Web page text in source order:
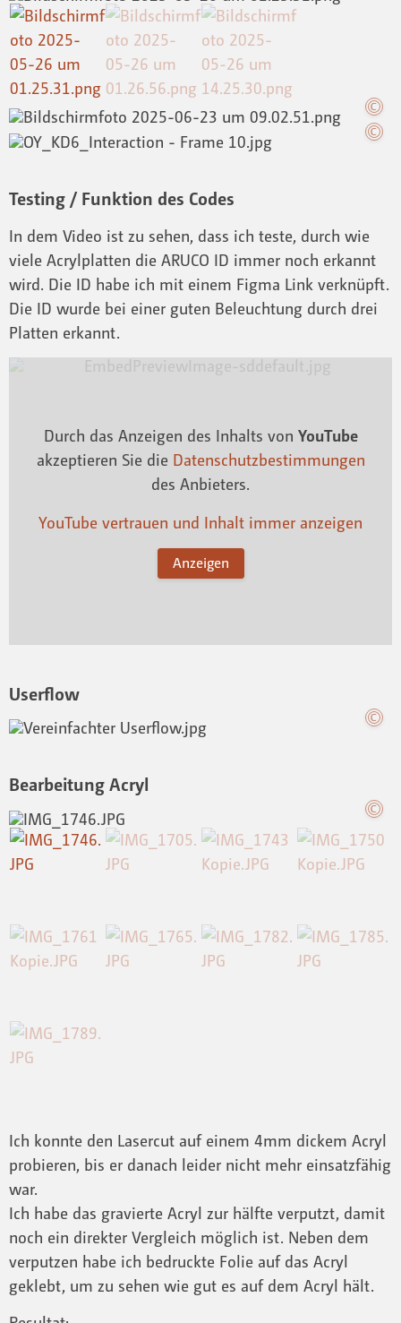
Testing / Funktion des Codes
In dem Video ist zu sehen, dass ich teste, durch wie
viele Acrylplatten die ARUCO ID immer noch erkannt
wird. Die ID habe ich mit einem Figma Link verknüpft.
Die ID wurde bei einer guten Beleuchtung durch drei
Platten erkannt.
Durch das Anzeigen des Inhalts von YouTube
akzeptieren Sie die Datenschutzbestimmungen
des Anbieters.
YouTube vertrauen und Inhalt immer anzeigen
Anzeigen
Userflow
Bearbeitung Acryl
Ich konnte den Lasercut auf einem 4mm dickem Acryl
probieren, bis er danach leider nicht mehr einsatzfähig
war.
Ich habe das gravierte Acryl zur hälfte verputzt, damit
noch ein direkter Vergleich möglich ist. Neben dem
verputzen habe ich bedruckte Folie auf das Acryl
geklebt, um zu sehen wie gut es auf dem Acryl hält.